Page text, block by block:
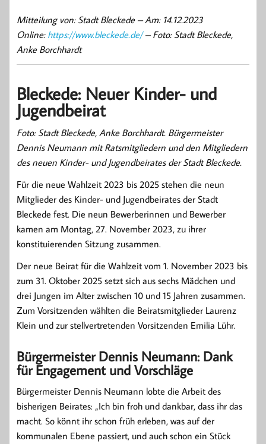
Mitteilung von: Stadt Bleckede –Am: 14.12.2023
Online: https://www.bleckede.de/– Foto: Stadt Bleckede,
Anke Borchhardt
Bleckede: Neuer Kinder- und
Jugendbeirat
Foto: Stadt Bleckede, Anke Borchhardt. Bürgermeister
Dennis Neumann mit Ratsmitgliedern und den Mitgliedern
des neuen Kinder- und Jugendbeirates der Stadt Bleckede.
Für die neue Wahlzeit 2023 bis 2025 stehen die neun
Mitglieder des Kinder- und Jugendbeirates der Stadt
Bleckede fest. Die neun Bewerberinnen und Bewerber
kamen am Montag, 27. November 2023, zu ihrer
konstituierenden Sitzung zusammen.
Der neue Beirat für die Wahlzeit vom 1. November 2023 bis
zum 31. Oktober 2025 setzt sich aus sechs Mädchen und
drei Jungen im Alter zwischen 10 und 15 Jahren zusammen.
Zum Vorsitzenden wählten die Beiratsmitglieder Laurenz
Klein und zur stellvertretenden Vorsitzenden Emilia Lühr.
Bürgermeister Dennis Neumann: Dank
für Engagement und Vorschläge
Bürgermeister Dennis Neumann lobte die Arbeit des
bisherigen Beirates: „Ich bin froh und dankbar, dass ihr das
macht. So könnt ihr schon früh erleben, was auf der
kommunalen Ebene passiert, und auch schon ein Stück